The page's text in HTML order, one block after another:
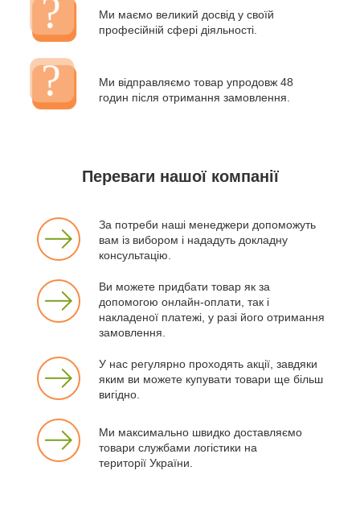
Ми маємо великий досвід у своїй
професійній сфері діяльності.
Ми відправляємо товар упродовж 48
годин після отримання замовлення.
Переваги нашої компанії
За потреби наші менеджери допоможуть
вам із вибором і нададуть докладну
консультацію.
Ви можете придбати товар як за
допомогою онлайн-оплати, так і
накладеної платежі, у разі його отримання
замовлення.
У нас регулярно проходять акції, завдяки
яким ви можете купувати товари ще більш
вигідно.
Ми максимально швидко доставляємо
товари службами логістики на
території України.